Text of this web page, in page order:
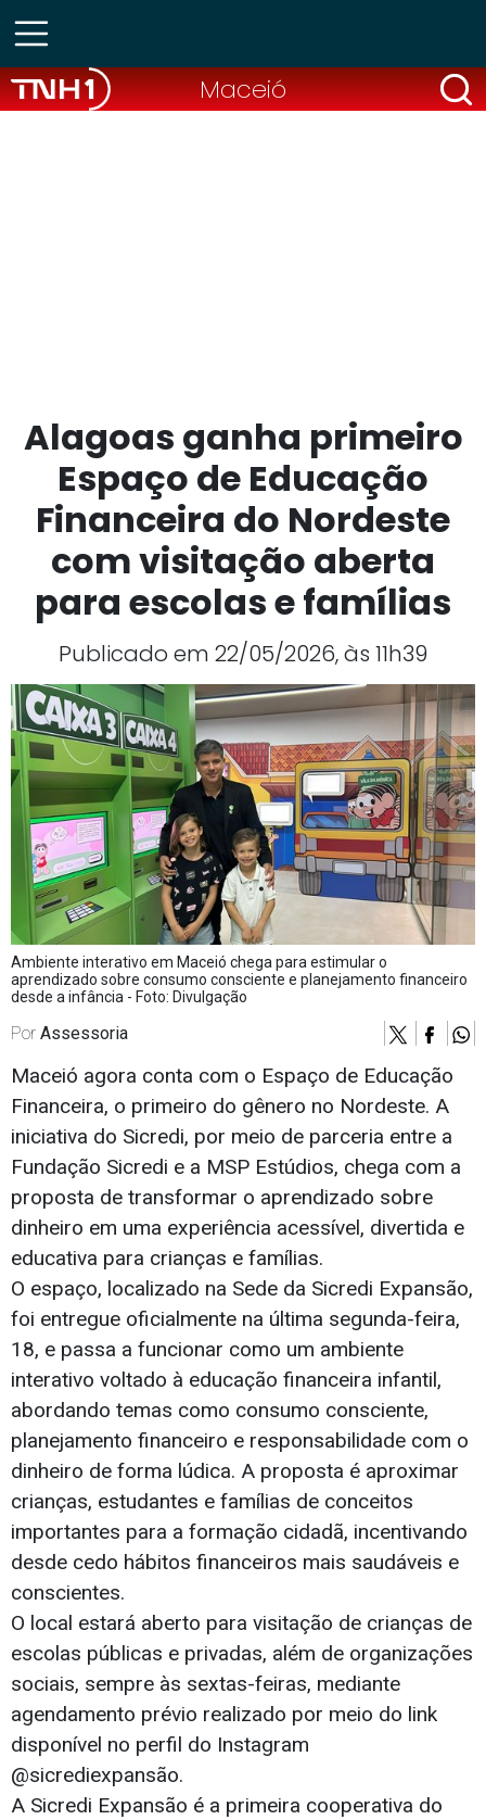
Maceió
Alagoas ganha primeiro
Espaço de Educação
Financeira do Nordeste
com visitação aberta
para escolas e famílias
Publicado em 22/05/2026, às 11h39
Ambiente interativo em Maceió chega para estimular o
aprendizado sobre consumo consciente e planejamento financeiro
desde a infância - Foto: Divulgação
Por Assessoria
Maceió agora conta com o Espaço de Educação
Financeira, o primeiro do gênero no Nordeste. A
iniciativa do Sicredi, por meio de parceria entre a
Fundação Sicredi e a MSP Estúdios, chega com a
proposta de transformar o aprendizado sobre
dinheiro em uma experiência acessível, divertida e
educativa para crianças e famílias.
O espaço, localizado na Sede da Sicredi Expansão,
foi entregue oficialmente na última segunda-feira,
18, e passa a funcionar como um ambiente
interativo voltado à educação financeira infantil,
abordando temas como consumo consciente,
planejamento financeiro e responsabilidade com o
dinheiro de forma lúdica. A proposta é aproximar
crianças, estudantes e famílias de conceitos
importantes para a formação cidadã, incentivando
desde cedo hábitos financeiros mais saudáveis e
conscientes.
O local estará aberto para visitação de crianças de
escolas públicas e privadas, além de organizações
sociais, sempre às sextas-feiras, mediante
agendamento prévio realizado por meio do link
disponível no perfil do Instagram
@sicrediexpansão.
A Sicredi Expansão é a primeira cooperativa do